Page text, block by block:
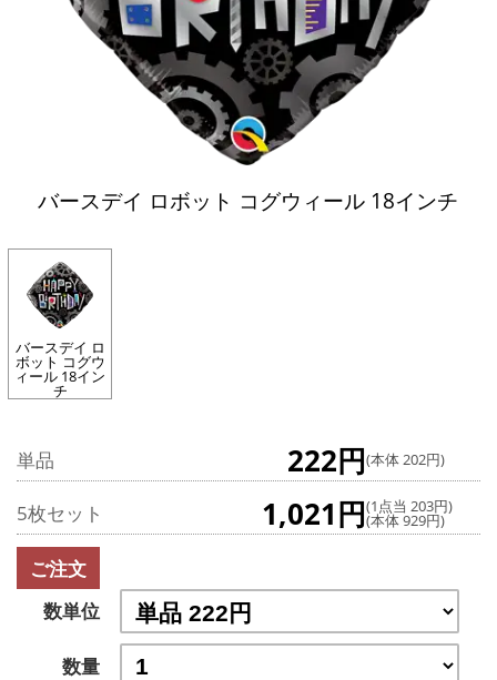
バースデイ ロボット コグウィール 18インチ
バースデイ ロ
ボット コグウ
ィール 18イン
チ
単品 222円(本体 202円)
5枚セット 1,021円(1点当 203円)
(本体 929円)
ご注文
数単位
数量